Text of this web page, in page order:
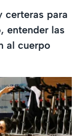
certeras para
entender las
al cuerpo